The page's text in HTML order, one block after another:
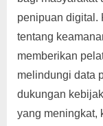
penipuan digital.
tentang
memberikan
melindungi data
dukungan
yang meningkat,